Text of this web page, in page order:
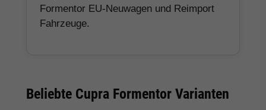
Formentor EU-Neuwagen und Reimport
Fahrzeuge.
Beliebte Cupra Formentor Varianten